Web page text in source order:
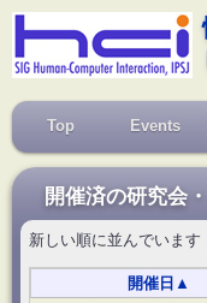
Top Events
開催済の研究会
新しい順に並んでいま
開催日 ▲